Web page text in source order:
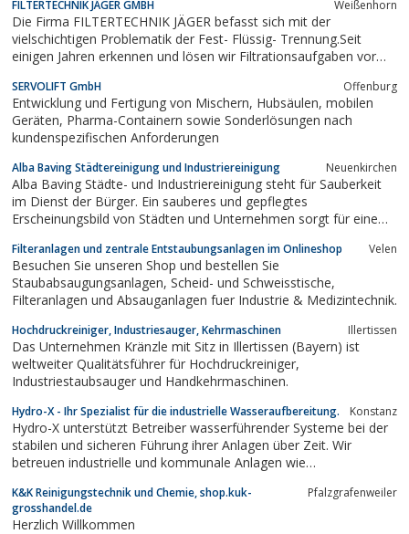
die Beschichtung und Reparatur von Transportgefäßen und
Behältern aller Art.
FILTERTECHNIK JÄGER GMBH Weißenhorn
Die Firma FILTERTECHNIK JÄGER befasst sich mit der
vielschichtigen Problematik der Fest- Flüssig- Trennung.Seit
einigen Jahren erkennen und lösen wir Filtrationsaufgaben vor
Flexibilität als eine unserer Stärken anzusehen.Auf unserer
Homepage:...
SERVOLIFT GmbH Offenburg
Entwicklung und Fertigung von Mischern, Hubsäulen, mobilen
Geräten, Pharma-Containern sowie Sonderlösungen nach
kundenspezifischen Anforderungen
Alba Baving Städtereinigung und Industriereinigung Neuenkirchen
Alba Baving Städte- und Industriereinigung steht für Sauberkeit
im Dienst der Bürger. Ein sauberes und gepflegtes
Erscheinungsbild von Städten und Unternehmen sorgt für eine
Lebensqualität der Bewohner. Alba reinigt täglich weit über 2.000
Kilometer Strassen und Wege und...
Filteranlagen und zentrale Entstaubungsanlagen im Onlineshop Velen
Besuchen Sie unseren Shop und bestellen Sie
Staubabsaugungsanlagen, Scheid- und Schweisstische,
Filteranlagen und Absauganlagen fuer Industrie & Medizintechnik.
Hochdruckreiniger, Industriesauger, Kehrmaschinen Illertissen
Das Unternehmen Kränzle mit Sitz in Illertissen (Bayern) ist
weltweiter Qualitätsführer für Hochdruckreiniger,
Industriestaubsauger und Handkehrmaschinen.
Hydro-X - Ihr Spezialist für die industrielle Wasseraufbereitung. Konstanz
Hydro-X unterstützt Betreiber wasserführender Systeme bei der
stabilen und sicheren Führung ihrer Anlagen über Zeit. Wir
betreuen industrielle und kommunale Anlagen wie
Nahwärmenetze. Im Fokus stehen die fachliche Einordnung von
K&K Reinigungstechnik und Chemie, shop.kuk-
grosshandel.de
Pfalzgrafenweiler
Herzlich Willkommen